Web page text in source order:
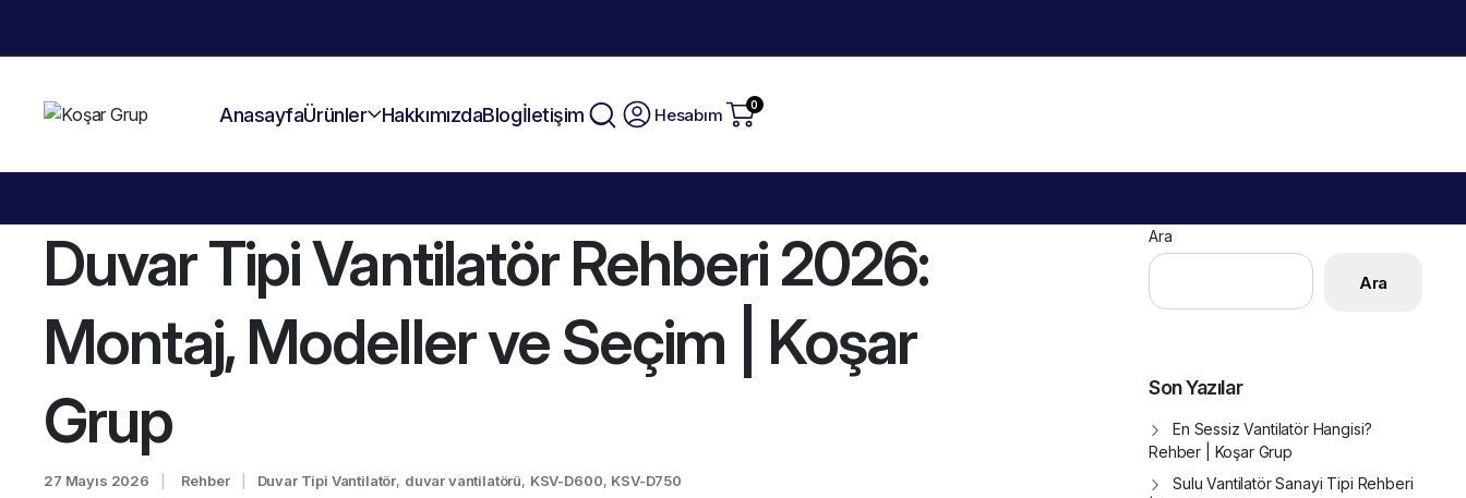
AnasayfaÜrünler HakkımızdaBlogİletişim Hesabım 0
Duvar Tipi Vantilatör Rehberi 2026:
Montaj, Modeller ve Seçim | Koşar
Grup
27 Mayıs 2026 Rehber Duvar Tipi Vantilatör, duvar vantilatörü, KSV-D600, KSV-D750
Ara
Ara
Son Yazılar
En Sessiz Vantilatör Hangisi?
Rehber | Koşar Grup
Sulu Vantilatör Sanayi Tipi Rehberi